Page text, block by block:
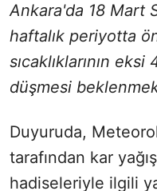
Ankara'da 18 Mart
haftalık periyotta
sıcaklıklarının
düşmesi
Duyuruda,
tarafından kar
hadiseleriyle ilgili